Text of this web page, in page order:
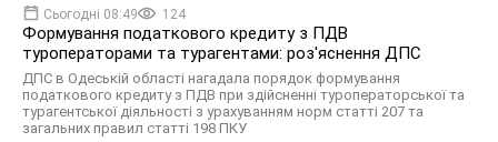
Сьогодні 08:49 124
Формування податкового кредиту з ПДВ
туроператорами та турагентами: роз'яснення ДПС
ДПС в Одеській області нагадала порядок формування
податкового кредиту з ПДВ при здійсненні туроператорської та
турагентської діяльності з урахуванням норм статті 207 та
загальних правил статті 198 ПКУ